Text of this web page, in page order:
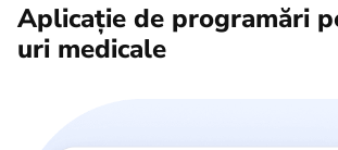
Aplicație de programări
uri medicale